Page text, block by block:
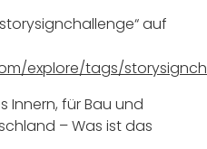
auf
explore/tags/
Innern, für Bau und
– Was ist das